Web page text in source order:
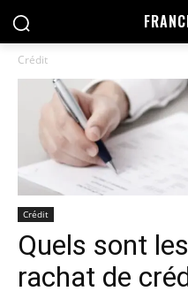
Crédit
Crédit
Quels sont
rachat de